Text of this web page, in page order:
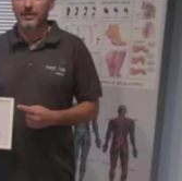
le traitement des
et chroniques des
y compris la
une intervention
de sport après